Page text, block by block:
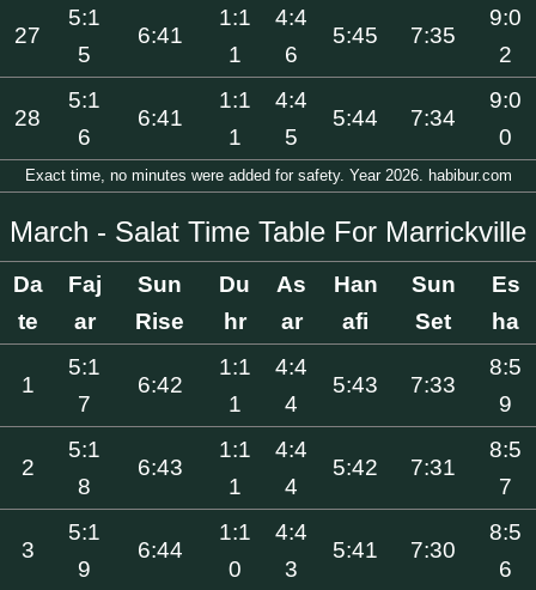
27
5:1
5
6:41
1:1
1
4:4
6
5:45 7:35
9:0
2
28
5:1
6
6:41
1:1
1
4:4
5
5:44 7:34
9:0
0
Exact time, no minutes were added for safety. Year 2026. habibur.com
March - Salat Time Table For Marrickville
Da
te
Faj
ar
Sun
Rise
Du
hr
As
ar
Han
afi
Sun
Set
Es
ha
1
5:1
7
6:42
1:1
1
4:4
4
5:43 7:33
8:5
9
2
5:1
8
6:43
1:1
1
4:4
4
5:42 7:31
8:5
7
3
5:1
9
6:44
1:1
0
4:4
3
5:41 7:30
8:5
6